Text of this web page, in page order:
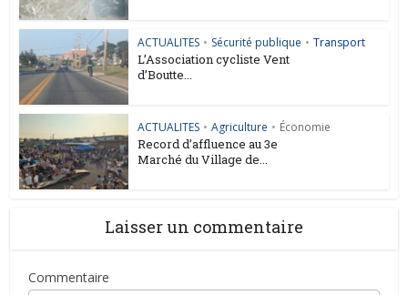
ACTUALITES • Sécurité publique • Transport
L’Association cycliste Vent
d’Boutte...
ACTUALITES • Agriculture • Économie
Record d’affluence au 3e
Marché du Village de...
Laisser un commentaire
Commentaire